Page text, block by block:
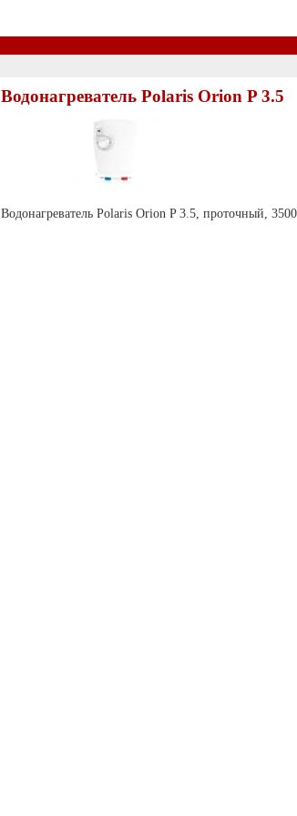
Водонагреватель Polaris Orion P 3.5
Водонагреватель Polaris Orion P 3.5, проточный,